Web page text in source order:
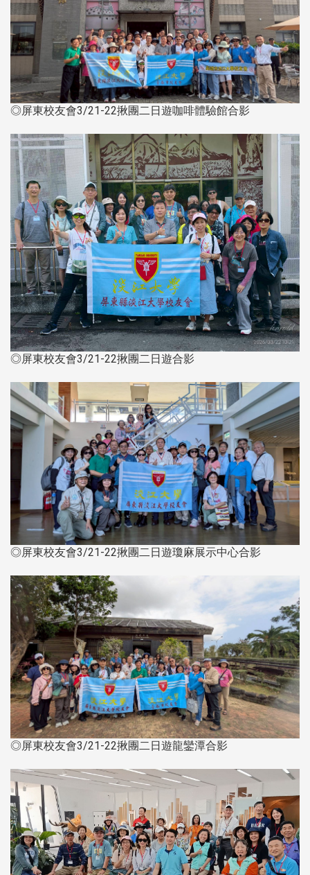
◎屏東校友會3/21-22揪團二日遊咖啡體驗館合影
◎屏東校友會3/21-22揪團二日遊合影
◎屏東校友會3/21-22揪團二日遊瓊麻展示中心合影
◎屏東校友會3/21-22揪團二日遊龍鑾潭合影